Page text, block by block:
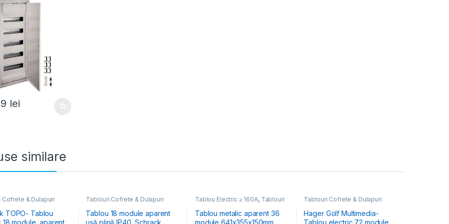
lei
similare
Cofrete & Dulapuri
Tablouri Electrice
Aparente
TOPO- Tablou
module, aparent,
Tablouri Cofrete & Dulapuri
Tablouri Electrice
Rezidențiale Aparente
Tablou 18 module aparent
ușă plină IP40, Schrack
Tablou Electric ≥ 160A, Tablouri
Tablouri Electrice Comercial &
Industrial
Tablou metalic aparent 36
module 641x355x150mm
Tablouri Cofrete & Dulapuri
Tablouri Electrice
Hibrid & Multimedia
Hager Golf Multimedia-
Tablou electric 72 module,